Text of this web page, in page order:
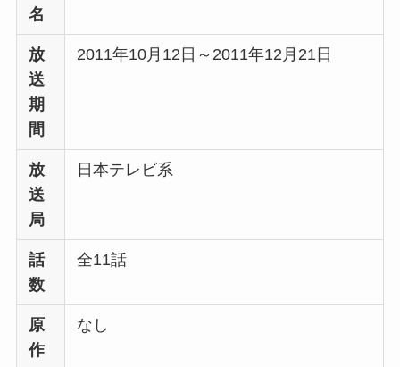
名
放
送
期
間
2011年10月12日～2011年12月21日
放
送
局
日本テレビ系
話
数
全11話
原
作
なし